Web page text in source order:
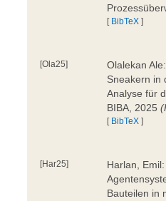
[ BibTeX ]
[Ola25]
Olalekan
Sneakern in
Analyse für
BIBA, 2025
[ BibTeX ]
[Har25]
Harlan,
Bauteilen in